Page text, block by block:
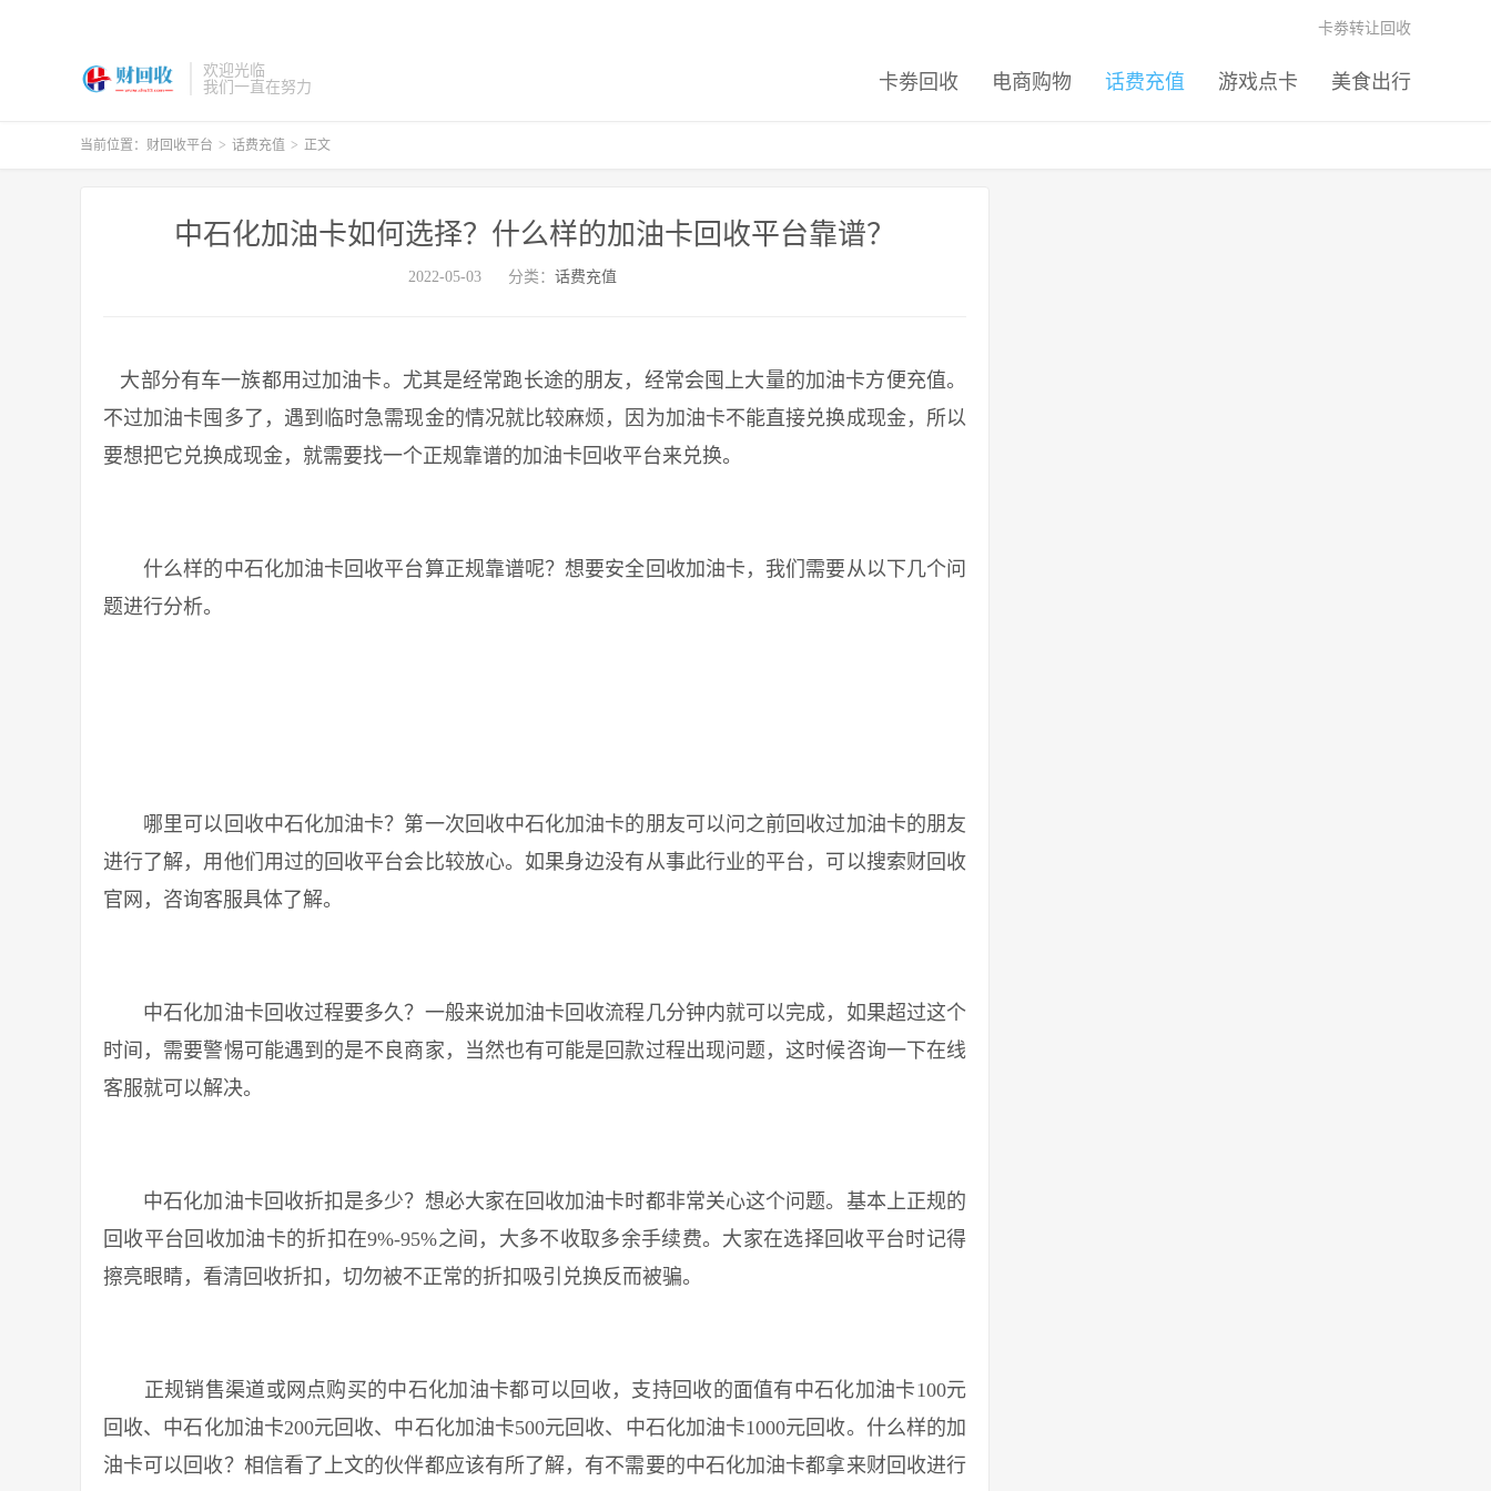
欢迎光临
我们一直在努力
卡劵回收 电商购物 话费充值 游戏点卡 美食出行
卡劵转让回收
当前位置： 财回收平台 > 话费充值 > 正文
中石化加油卡如何选择？什么样的加油卡回收平台靠谱？
2022-05-03 分类： 话费充值
大部分有车一族都用过加油卡。尤其是经常跑长途的朋友，经常会囤上大量的加油卡方便充值。
不过加油卡囤多了，遇到临时急需现金的情况就比较麻烦，因为加油卡不能直接兑换成现金，所以
要想把它兑换成现金，就需要找一个正规靠谱的加油卡回收平台来兑换。
什么样的中石化加油卡回收平台算正规靠谱呢？想要安全回收加油卡，我们需要从以下几个问
题进行分析。
哪里可以回收中石化加油卡？第一次回收中石化加油卡的朋友可以问之前回收过加油卡的朋友
进行了解，用他们用过的回收平台会比较放心。如果身边没有从事此行业的平台，可以搜索财回收
官网，咨询客服具体了解。
中石化加油卡回收过程要多久？一般来说加油卡回收流程几分钟内就可以完成，如果超过这个
时间，需要警惕可能遇到的是不良商家，当然也有可能是回款过程出现问题，这时候咨询一下在线
客服就可以解决。
中石化加油卡回收折扣是多少？想必大家在回收加油卡时都非常关心这个问题。基本上正规的
回收平台回收加油卡的折扣在9%-95%之间，大多不收取多余手续费。大家在选择回收平台时记得
擦亮眼睛，看清回收折扣，切勿被不正常的折扣吸引兑换反而被骗。
正规销售渠道或网点购买的中石化加油卡都可以回收，支持回收的面值有中石化加油卡100元
回收、中石化加油卡200元回收、中石化加油卡500元回收、中石化加油卡1000元回收。什么样的加
油卡可以回收？相信看了上文的伙伴都应该有所了解，有不需要的中石化加油卡都拿来财回收进行